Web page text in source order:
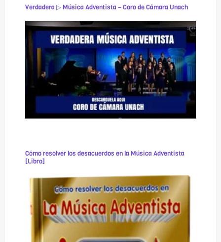
Verdadera ▷ Música Adventista – Coro de Cámara Unach
Cómo resolver los desacuerdos en la Música Adventista
[Libro]